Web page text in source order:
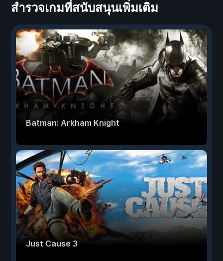
สำรวจเกมที่สนับสนุนเพิ่มเติม
Batman: Arkham Knight
Just Cause 3